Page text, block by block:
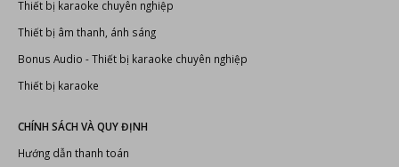
Thiết bị karaoke chuyên nghiệp
Thiết bị âm thanh, ánh sáng
Bonus Audio -Thiết bị karaoke chuyên nghiệp
Thiết bị karaoke
CHÍNH SÁCH VÀ QUY ĐỊNH
Hướng dẫn thanh toán